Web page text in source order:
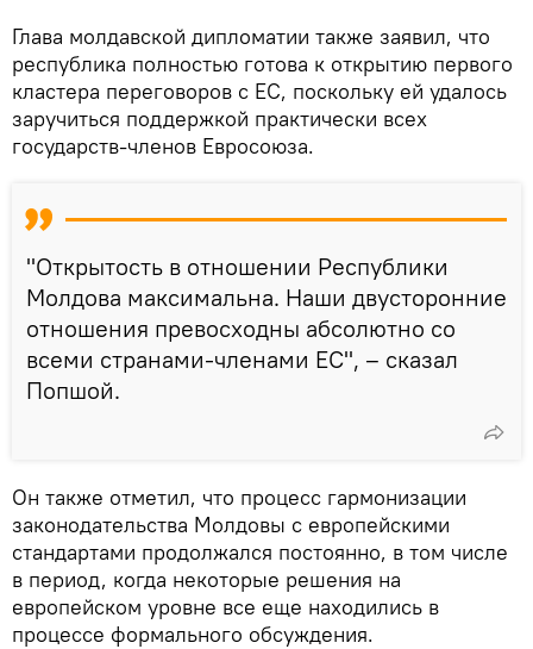
Глава молдавской дипломатии также заявил, что
республика полностью готова к открытию первого
кластера переговоров с ЕС, поскольку ей удалось
заручиться поддержкой практически всех
государств-членов Евросоюза.
"Открытость в отношении Республики
Молдова максимальна. Наши двусторонние
отношения превосходны абсолютно со
всеми странами-членами ЕС", – сказал
Попшой.
Он также отметил, что процесс гармонизации
законодательства Молдовы с европейскими
стандартами продолжался постоянно, в том числе
в период, когда некоторые решения на
европейском уровне все еще находились в
процессе формального обсуждения.